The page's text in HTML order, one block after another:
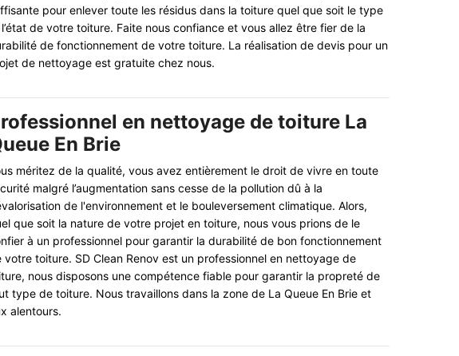
pour enlever toute les résidus dans la toiture quel que soit le type
de votre toiture. Faite nous confiance et vous allez être fier de la
de fonctionnement de votre toiture. La réalisation de devis pour un
de nettoyage est gratuite chez nous.
en nettoyage de toiture La
En Brie
méritez de la qualité, vous avez entièrement le droit de vivre en toute
malgré l’augmentation sans cesse de la pollution dû à la
de l'environnement et le bouleversement climatique. Alors,
que soit la nature de votre projet en toiture, nous vous prions de le
à un professionnel pour garantir la durabilité de bon fonctionnement
votre toiture. SD Clean Renov est un professionnel en nettoyage de
nous disposons une compétence fiable pour garantir la propreté de
type de toiture. Nous travaillons dans la zone de La Queue En Brie et
alentours.